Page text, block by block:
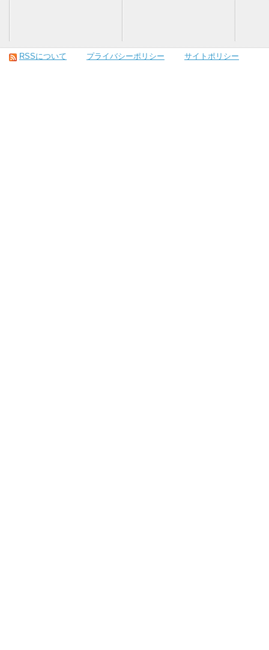
RSSについて プライバシーポリシー サイトポリシー